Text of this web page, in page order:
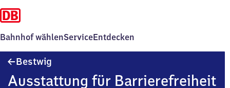
Bahnhof wählenServiceEntdecken
Bestwig
Ausstattung für Barrierefreiheit